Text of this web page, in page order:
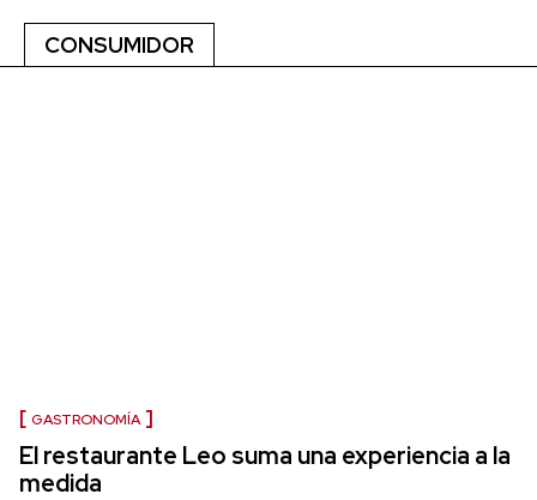
CONSUMIDOR
GASTRONOMÍA
El restaurante Leo suma una experiencia a la
medida